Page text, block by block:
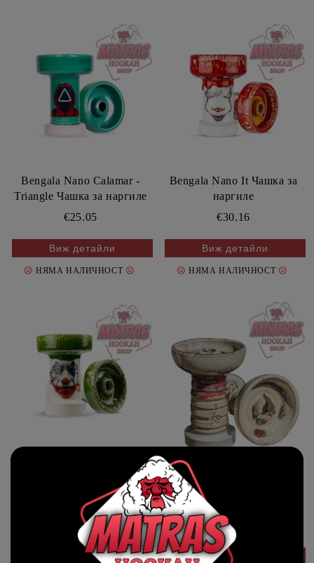
Bengala Nano Calamar -
Triangle Чашка за наргиле
€25.05
Виж детайли
☹НЯМА НАЛИЧНОСТ ☹
Bengala Nano It Чашка за
наргиле
€30.16
Виж детайли
☹НЯМА НАЛИЧНОСТ ☹
Bengala Nano Joker Чашка
€30.16
Виж детайли
Bengala Grün Samui Чашка
за наргиле
€30.67
Виж детайли